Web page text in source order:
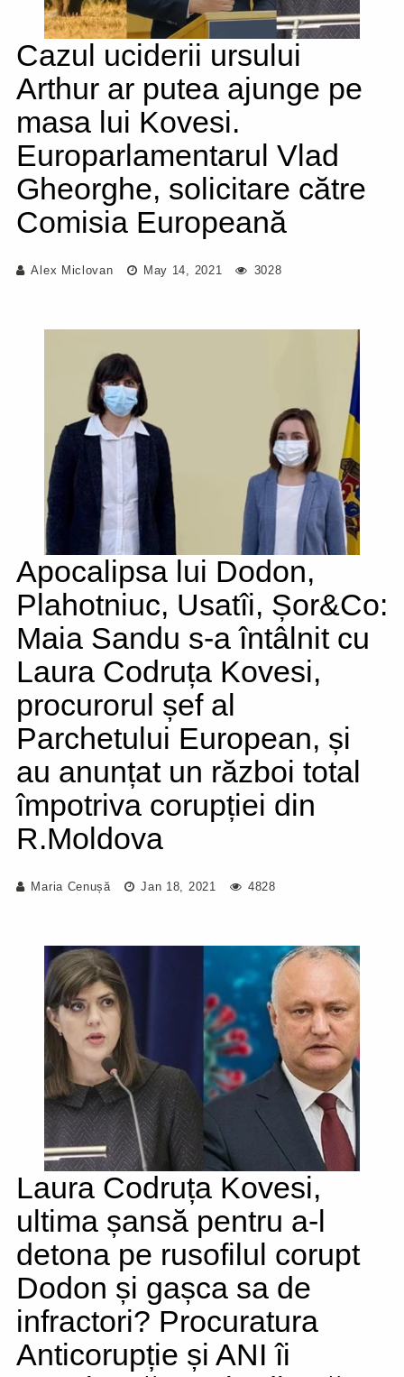
Cazul uciderii ursului
Arthur ar putea ajunge pe
masa lui Kovesi.
Europarlamentarul Vlad
Gheorghe, solicitare către
Comisia Europeană
Alex Miclovan May 14, 2021 3028
Apocalipsa lui Dodon,
Plahotniuc, Usatîi, Șor&Co:
Maia Sandu s-a întâlnit cu
Laura Codruța Kovesi,
procurorul șef al
Parchetului European, și
au anunțat un război total
împotriva corupției din
R.Moldova
Maria Cenușă Jan 18, 2021 4828
Laura Codruța Kovesi,
ultima șansă pentru a-l
detona pe rusofilul corupt
Dodon și gașca sa de
infractori? Procuratura
Anticorupție și ANI îi